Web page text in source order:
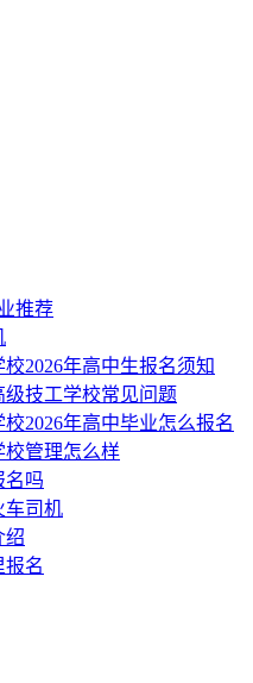
推荐
2026年高中生报名须知
技工学校常见问题
2026年高中毕业怎么报名
校管理怎么样
名吗
车司机
绍
报名